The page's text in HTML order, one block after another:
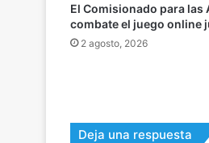
El Comisionado para las
combate el juego online
2 agosto, 2026
Deja una respuesta